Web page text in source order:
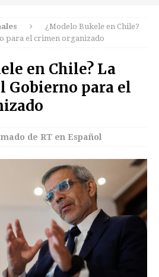
¿Modelo Bukele en Chile?
para el crimen organizado
en Chile? La
Gobierno para el
de RT en Español